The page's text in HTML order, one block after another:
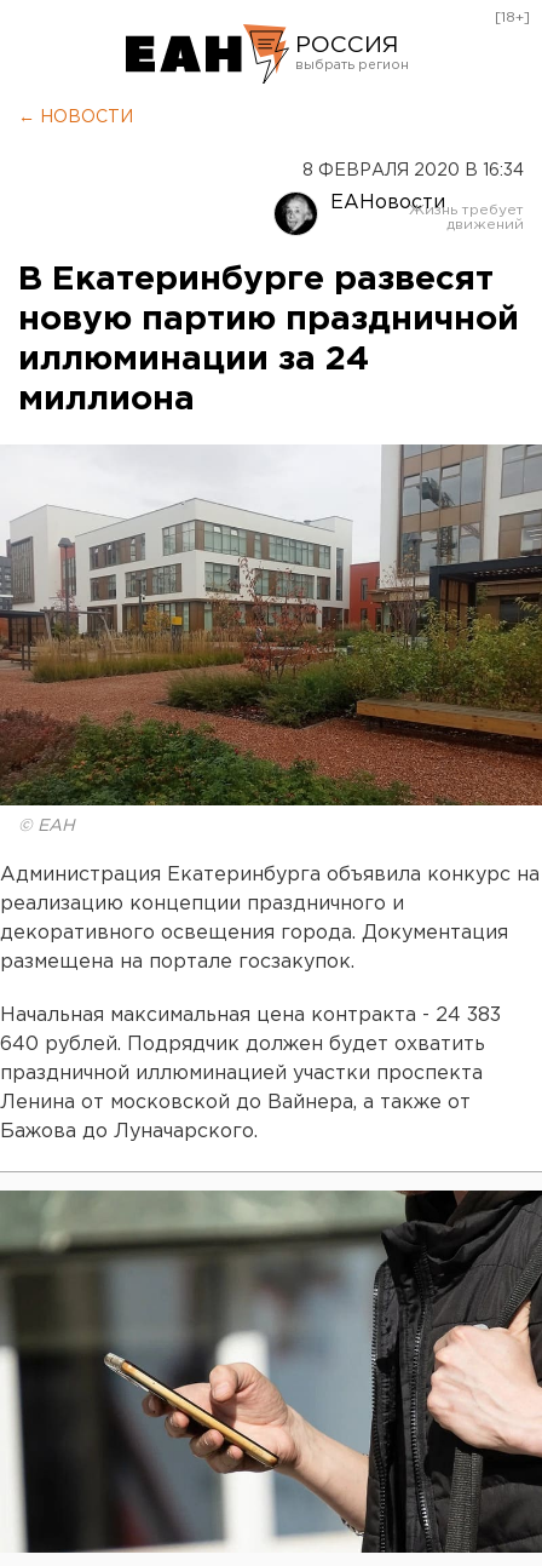
РОССИЯ
Оренбург
[18+]
← НОВОСТИ
8 ФЕВРАЛЯ 2020 В 16:34
ЕАНовости
В Екатеринбурге развесят
новую партию праздничной
иллюминации за 24
миллиона
© ЕАН
Администрация Екатеринбурга объявила конкурс на
реализацию концепции праздничного и
декоративного освещения города. Документация
размещена на портале госзакупок.
Начальная максимальная цена контракта - 24 383
640 рублей. Подрядчик должен будет охватить
праздничной иллюминацией участки проспекта
Ленина от московской до Вайнера, а также от
Бажова до Луначарского.